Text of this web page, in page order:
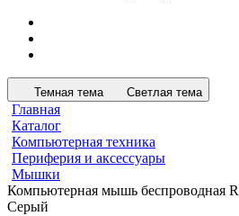
Темная тема Светлая тема
Главная
Каталог
Компьютерная техника
Периферия и аксессуары
Мышки
Компьютерная мышь беспроводная
Серый